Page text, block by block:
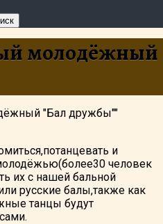
молодёжный
"Бал дружбы""
и
человек
их с нашей бальной
русские балы,также как
танцы будут